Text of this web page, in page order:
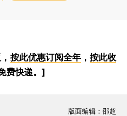
按此优惠订阅全年， 按此收
费快递。]
版面编辑：邵超